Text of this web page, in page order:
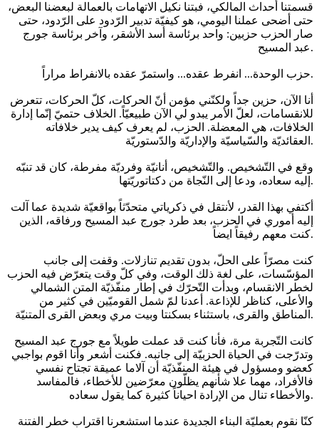
قسمتنا أحداث المالكي، فبتنا نكيل الاتهامات بالعمالة لبعضنا البعض،
حتى أضحى عملنا اليومي، هو كيفيّة تدبير الرّدود على الرّدود، حتى
صار الحزب حزبين: واحد برئاسة أسد الأشقر، وآخر برئاسة جورج
عبد المسيح.
حزب الوحدة... انفرط عقده... واستمرّ عقده بالانفراط مراراً.
أنا الآن، حزين جداً ولكنّني مؤمن أنّ الحركات، كلّ الحركات، تتعرض
للانقسامات، لعلّ الأمر يبدو لي الآن طبيعيّاً. الخلاف حتميّ إنّما إدارة
الخلافات، هي المعضلة. الحزب، لم يعرف كيف يدير خلافاته
العقائديّة والسّياسيّة والإداريّة والدّستوريّة.
وقع في التّشخيص. والتّشخيص، أنانيّة وفرديّة مفرطة، كان قد تنبّه
إليه سعاده، ودعا إلى النّجاة من دكتاتوريّتها.
أكتفي بهذا القدر، لأنتقل في ذكرياتي متحدّثاً بواقعيّة شديدة عما آلت
إليه أموري في الحزب، بعد طرد جورج عبد المسيح ورفاقه، الذين
كنت معهم رفيقاً ايضاً.
كنت مصرّاً على الحلّ، بدون تقديم تنازلات. وقفت إلى جانب
المؤسّسات، على لغة ذلك الوقت، وفي كلّ وقت يتعرّض فيه الحزب
لخطر الانقسام، وبدأت التّحرّك في إطار منفّذيّة المتن الشمالي
والأعلى، كناظر للإذاعة. أعدنا لمّ شمل القوميّين في كثير من
المناطق والقرى، باستثناء بسكنتا وبيت مري وبعض القرى المتنيّة.
كانت التّجربة مرة، فأنا كنت قد عملت طويلاً مع جورج عبد المسيح
وتدرّجت في الحياة الحزبيّة إلى جانبه. فكنت أشعر وأنا اقوم بواجبي
كعضو ومسؤول في هيئة المنفّذيّة أن آلاما عميقة تجتاح نفسي
فالأفراد، مهما علا شأنهم يظلّون معرّضين للأخطاء، فالمفاسد
والأخطاء تنال من الإرادة احياناً كثيرة كما يقول سعاده.
كنّا نقوم بعمليّة البناء الجديدة عندما استشعرنا اقتراب خطر الفتنة